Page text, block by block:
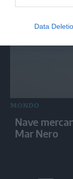
Data
MONDO
Nave
Mar Nero